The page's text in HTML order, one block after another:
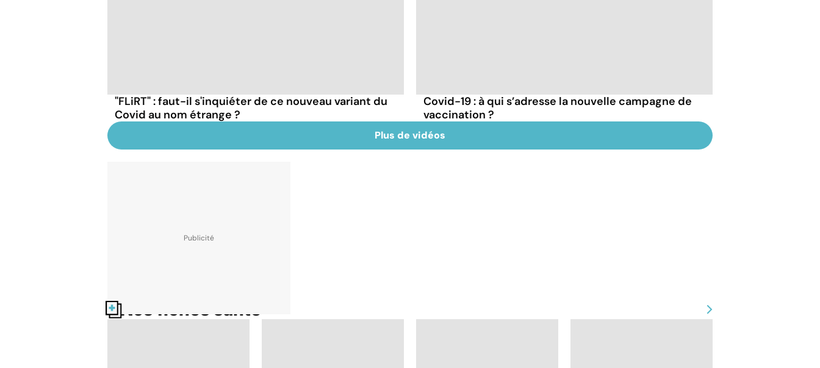
"FLiRT" : faut-il s'inquiéter de ce nouveau variant du
Covid au nom étrange ?
Covid-19 : à qui s’adresse la nouvelle campagne de
vaccination ?
Plus de vidéos
Nos fiches santé